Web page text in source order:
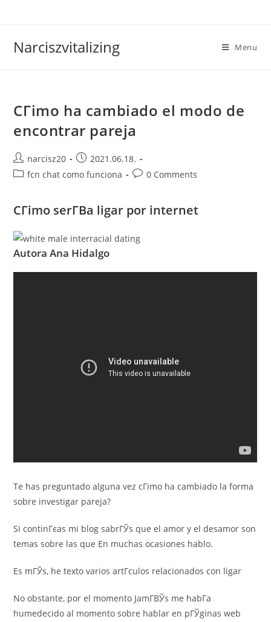
Narciszvitalizing Menu
CГіmo ha cambiado el modo de
encontrar pareja
Post
author:
narcisz20
Post
published:
2021.06.18.
Postfcn chat como funciona
Post0 Comments
CГіmo serГ­В­a ligar por internet
Autora Ana Hidalgo
Te has preguntado alguna vez cГіmo ha cambiado la forma
sobre investigar pareja?
Si continГєas mi blog sabrГЎs que el amor y el desamor son
temas sobre las que En muchas ocasiones hablo.
Es mГЎs, he texto varios artГ­culos relacionados con ligar
No obstante, por el momento JamГ­ВЎs me habГ­a
humedecido al momento sobre hablar en pГЎginas web